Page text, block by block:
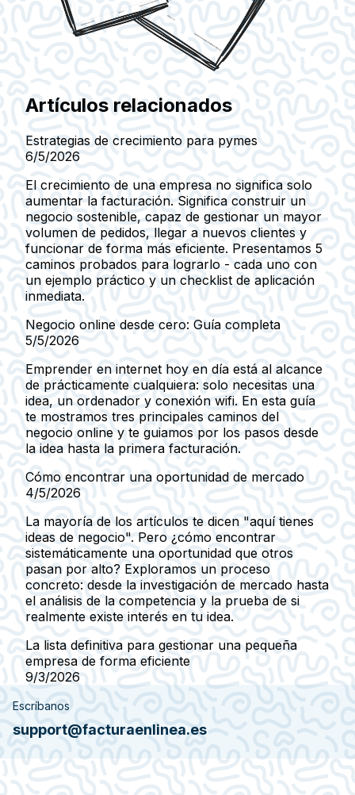
Artículos relacionados
Estrategias de crecimiento para pymes
6/5/2026
El crecimiento de una empresa no significa solo
aumentar la facturación. Significa construir un
negocio sostenible, capaz de gestionar un mayor
volumen de pedidos, llegar a nuevos clientes y
funcionar de forma más eficiente. Presentamos 5
caminos probados para lograrlo - cada uno con
un ejemplo práctico y un checklist de aplicación
inmediata.
Negocio online desde cero: Guía completa
5/5/2026
Emprender en internet hoy en día está al alcance
de prácticamente cualquiera: solo necesitas una
idea, un ordenador y conexión wifi. En esta guía
te mostramos tres principales caminos del
negocio online y te guiamos por los pasos desde
la idea hasta la primera facturación.
Cómo encontrar una oportunidad de mercado
4/5/2026
La mayoría de los artículos te dicen "aquí tienes
ideas de negocio". Pero ¿cómo encontrar
sistemáticamente una oportunidad que otros
pasan por alto? Exploramos un proceso
concreto: desde la investigación de mercado hasta
el análisis de la competencia y la prueba de si
realmente existe interés en tu idea.
La lista definitiva para gestionar una pequeña
empresa de forma eficiente
9/3/2026
Escríbanos
support@facturaenlinea.es